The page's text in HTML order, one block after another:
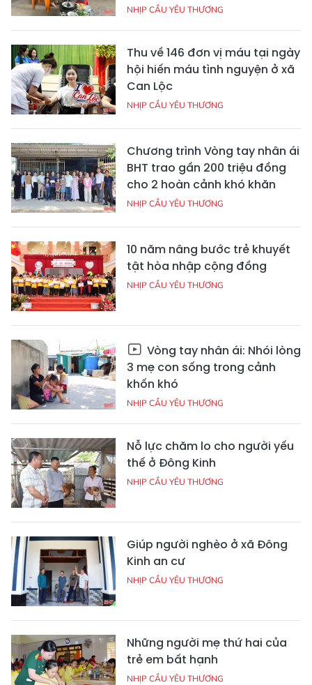
NHỊP CẦU YÊU THƯƠNG
Thu về 146 đơn vị máu tại ngày
hội hiến máu tình nguyện ở xã
Can Lộc
NHỊP CẦU YÊU THƯƠNG
Chương trình Vòng tay nhân ái
BHT trao gần 200 triệu đồng
cho 2 hoàn cảnh khó khăn
NHỊP CẦU YÊU THƯƠNG
10 năm nâng bước trẻ khuyết
tật hòa nhập cộng đồng
NHỊP CẦU YÊU THƯƠNG
Vòng tay nhân ái: Nhói lòng
3 mẹ con sống trong cảnh
khốn khó
NHỊP CẦU YÊU THƯƠNG
Nỗ lực chăm lo cho người yếu
thế ở Đông Kinh
NHỊP CẦU YÊU THƯƠNG
Giúp người nghèo ở xã Đông
Kinh an cư
NHỊP CẦU YÊU THƯƠNG
Những người mẹ thứ hai của
trẻ em bất hạnh
NHỊP CẦU YÊU THƯƠNG